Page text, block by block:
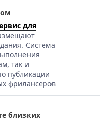
для
Система
так и
публикации
фрилансеров
близких